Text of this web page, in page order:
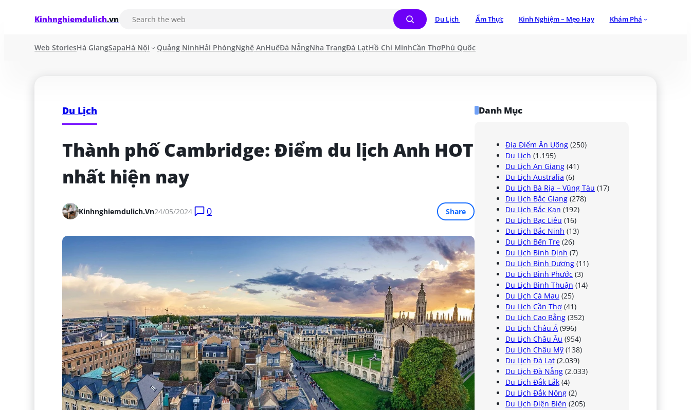
Kinhnghiemdulich.vn Du Lịch Ẩm Thực Kinh Nghiệm – Mẹo Hay Khám Phá
Web StoriesHà GiangSapaHà Nội Quảng NinhHải PhòngNghệ AnHuếĐà NẵngNha TrangĐà LạtHồ Chí MinhCần ThơPhú Quốc
Du Lịch
Thành phố Cambridge: Điểm du lịch Anh HOT
nhất hiện nay
Kinhnghiemdulich.vn24/05/2024 0 Share
Danh Mục
Địa Điểm Ăn Uống (250)
Du Lịch (1.195)
Du Lịch An Giang (41)
Du Lịch Australia (6)
Du Lịch Bà Rịa – Vũng Tàu (17)
Du Lịch Bắc Giang (278)
Du Lịch Bắc Kạn (192)
Du Lịch Bạc Liêu (16)
Du Lịch Bắc Ninh (13)
Du Lịch Bến Tre (26)
Du Lịch Bình Định (7)
Du Lịch Bình Dương (11)
Du Lịch Bình Phước (3)
Du Lịch Bình Thuận (14)
Du Lịch Cà Mau (25)
Du Lịch Cần Thơ (41)
Du Lịch Cao Bằng (352)
Du Lịch Châu Á (996)
Du Lịch Châu Âu (954)
Du Lịch Châu Mỹ (138)
Du Lịch Đà Lạt (2.039)
Du Lịch Đà Nẵng (2.033)
Du Lịch Đắk Lắk (4)
Du Lịch Đắk Nông (2)
Du Lịch Điện Biên (205)